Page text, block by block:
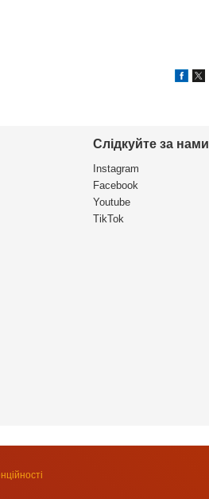
Слідкуйте за нами
Instagram
Facebook
Youtube
TikTok